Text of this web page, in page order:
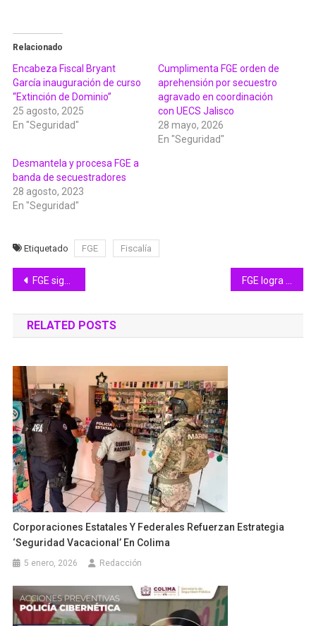
Relacionado
Encabeza Fiscal Bryant
García inauguración de curso
“Extinción de Dominio”
25 agosto, 2025
En "Seguridad"
Cumplimenta FGE orden de
aprehensión por secuestro
agravado en coordinación
con UECS Jalisco
28 mayo, 2026
En "Seguridad"
Desmantela y procesa FGE a
banda de secuestradores
28 agosto, 2023
En "Seguridad"
Etiquetado FGE Fiscalía
Navegación
de
entradas
FGE sigue procurando la justicia y resolviendo conflictos penales de conductas antisociales del Estado FGE logra una sentencia condenatoria más por secuestro agravado
RELATED POSTS
Corporaciones Estatales Y Federales Refuerzan Estrategia
‘Seguridad Vacacional’ En Colima
5 enero, 2026 Redacción